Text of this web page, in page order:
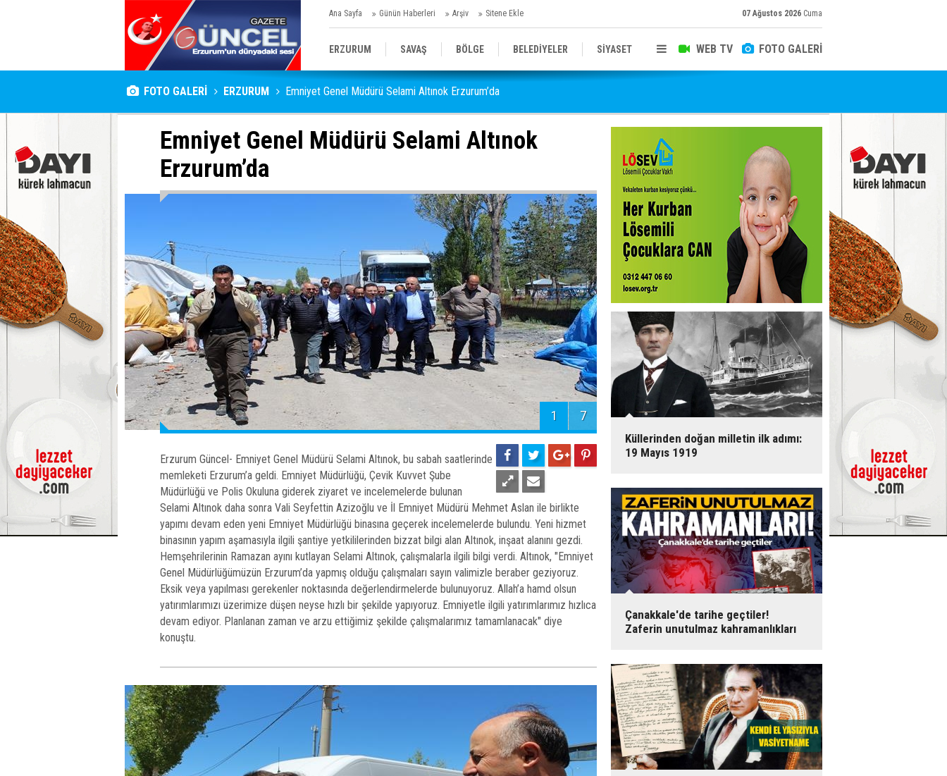
Ana Sayfa Günün Haberleri Arşiv Sitene Ekle 07 Ağustos 2026 Cuma
WEB TV FOTO GALERİ
ERZURUM SAVAŞ BÖLGE BELEDİYELER SİYASET
SPOR SAĞLIK GENEL
FOTO GALERİ ERZURUM Emniyet Genel Müdürü Selami Altınok Erzurum’da
Emniyet Genel Müdürü Selami Altınok
Erzurum’da
1 7
Erzurum Güncel- Emniyet Genel Müdürü Selami Altınok, bu sabah saatlerinde
memleketi Erzurum’a geldi. Emniyet Müdürlüğü, Çevik Kuvvet Şube
Müdürlüğü ve Polis Okuluna giderek ziyaret ve incelemelerde bulunan
Selami Altınok daha sonra Vali Seyfettin Azizoğlu ve İl Emniyet Müdürü Mehmet Aslan ile birlikte
yapımı devam eden yeni Emniyet Müdürlüğü binasına geçerek incelemelerde bulundu. Yeni hizmet
binasının yapım aşamasıyla ilgili şantiye yetkililerinden bizzat bilgi alan Altınok, inşaat alanını gezdi.
Hemşehrilerinin Ramazan ayını kutlayan Selami Altınok, çalışmalarla ilgili bilgi verdi. Altınok, "Emniyet
Genel Müdürlüğümüzün Erzurum’da yapmış olduğu çalışmaları sayın valimizle beraber geziyoruz.
Eksik veya yapılması gerekenler noktasında değerlendirmelerde bulunuyoruz. Allah’a hamd olsun
yatırımlarımızı üzerimize düşen neyse hızlı bir şekilde yapıyoruz. Emniyetle ilgili yatırımlarımız hızlıca
devam ediyor. Planlanan zaman ve arzu ettiğimiz şekilde çalışmalarımız tamamlanacak" diye
konuştu.
Küllerinden doğan milletin ilk adımı:
19 Mayıs 1919
Çanakkale'de tarihe geçtiler!
Zaferin unutulmaz kahramanlıkları